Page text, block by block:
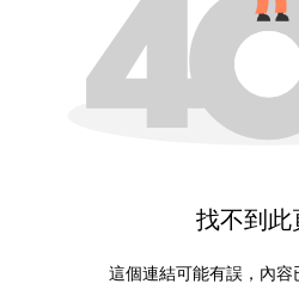
找不到此
這個連結可能有誤，內容